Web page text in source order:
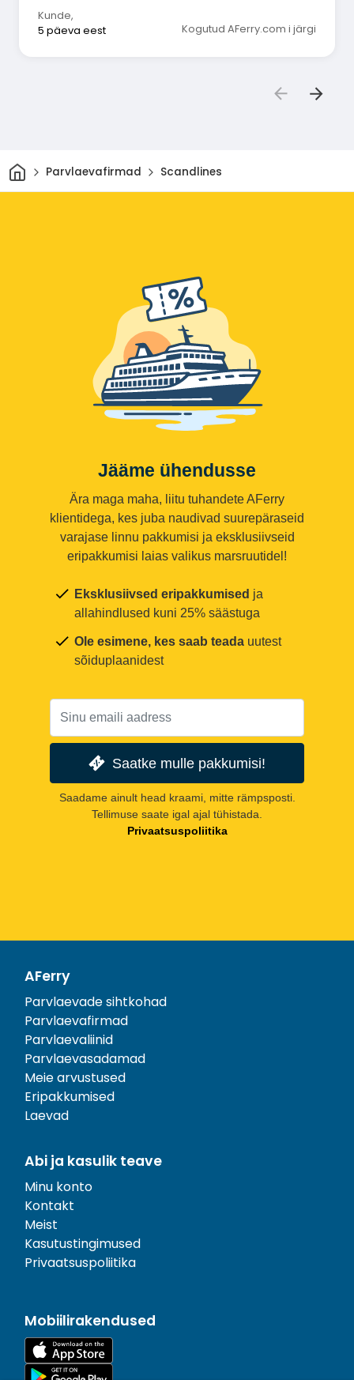
Kunde,
5 päeva eest
Kogutud AFerry.com i järgi
Avaleht
Parvlaevafirmad Scandlines
Jääme ühendusse
Ära maga maha, liitu tuhandete AFerry
klientidega, kes juba naudivad suurepäraseid
varajase linnu pakkumisi ja eksklusiivseid
eripakkumisi laias valikus marsruutidel!
Eksklusiivsed eripakkumised ja
allahindlused kuni 25% säästuga
Ole esimene, kes saab teada uutest
sõiduplaanidest
Saatke mulle pakkumisi!
Saadame ainult head kraami, mitte rämpsposti.
Tellimuse saate igal ajal tühistada.
Privaatsuspoliitika
AFerry
Parvlaevade sihtkohad
Parvlaevafirmad
Parvlaevaliinid
Parvlaevasadamad
Meie arvustused
Eripakkumised
Laevad
Abi ja kasulik teave
Minu konto
Kontakt
Meist
Kasutustingimused
Privaatsuspoliitika
Mobiilirakendused